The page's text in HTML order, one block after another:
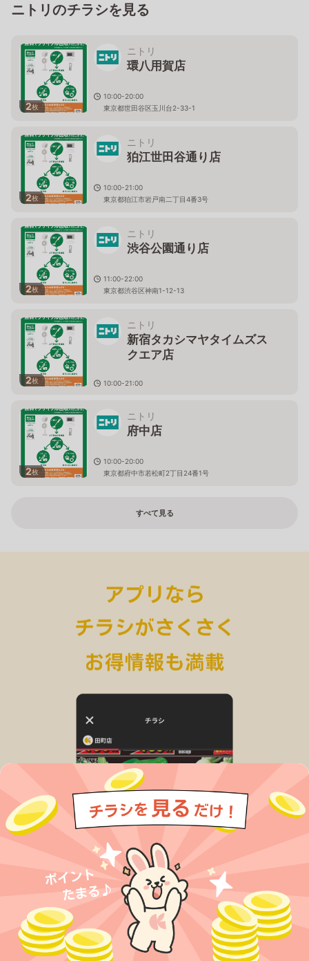
ニトリのチラシを見る
2枚
ニトリ
環八用賀店
10:00-20:00
東京都世田谷区玉川台2-33-1
2枚
ニトリ
狛江世田谷通り店
10:00-21:00
東京都狛江市岩戸南二丁目4番3号
2枚
ニトリ
渋谷公園通り店
11:00-22:00
東京都渋谷区神南1-12-13
2枚
ニトリ
新宿タカシマヤタイムズス
クエア店
10:00-21:00
2枚
ニトリ
府中店
10:00-20:00
東京都府中市若松町2丁目24番1号
すべて見る